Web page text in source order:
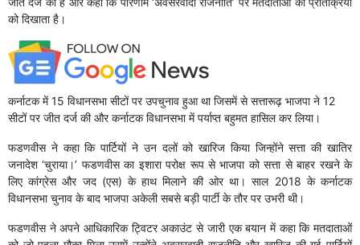
को दिखाता है।
कर्नाटक में 15 विधानसभा सीटों पर उपचुनाव हुआ था जिसमें से सत्तारूढ़ भाजपा ने 12
सीटों पर जीत दर्ज की और कर्नाटक विधानसभा में पर्याप्त बहुमत हासिल कर लिया।
फडणवीस ने कहा कि पार्टियों ने उन दलों को खारिज किया जिन्होंने सत्ता की खातिर
जनादेश ‘चुराया।’ फडणवीस का इशारा परोक्ष रूप से भाजपा को सत्ता से बाहर रखने के
लिए कांग्रेस और जद (एस) के हाथ मिलाने की ओर था। साल 2018 के कर्नाटक
विधानसभा चुनाव के बाद भाजपा अकेली सबसे बड़ी पार्टी के तौर पर उभरी थी।
फडणवीस ने अपने आधिकारिक ट्विटर अकाउंट से जारी एक बयान में कहा कि मतदाताओं